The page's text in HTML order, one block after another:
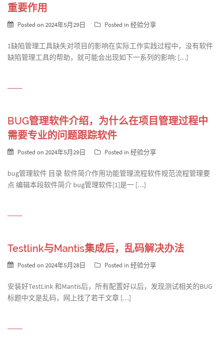
重要作用
Posted on 2024年5月29日 Posted in 经验分享
1缺陷管理工具缺失对项目的影响在实际工作实践过程中，没有软件
缺陷管理工具的帮助，就可能会出现如下一系列的影响: […]
BUG管理软件介绍，为什么在项目管理过程中
需要专业的问题跟踪软件
Posted on 2024年5月29日 Posted in 经验分享
bug管理软件 目录 软件简介作用功能管理流程软件规范流程管理要
点 编辑本段软件简介 bug管理软件[1]是一 […]
Testlink与Mantis集成后，乱码解决办法
Posted on 2024年5月28日 Posted in 经验分享
安装好TestLink 和Mantis后，所有配置好以后，发现测试相关的BUG
标题中文是乱码，网上找了若干文章 […]